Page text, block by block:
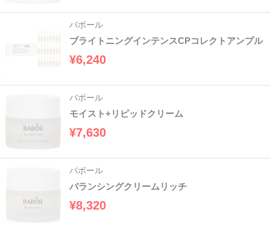
バボール
ブライトニングインテンスCPコレクトアンプル
¥6,240
バボール
モイスト+リピッドクリーム
¥7,630
バボール
バランシングクリームリッチ
¥8,320